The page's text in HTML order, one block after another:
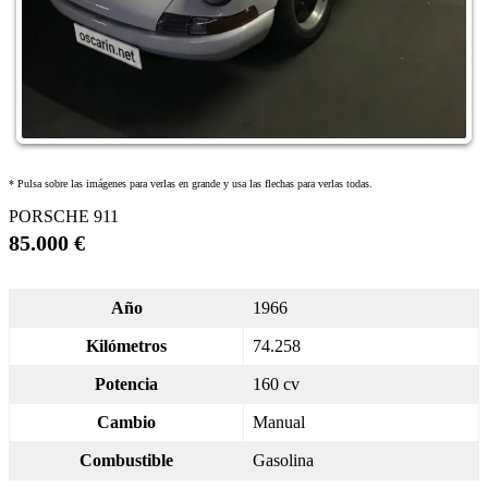
* Pulsa sobre las imágenes para verlas en grande y usa las flechas para verlas todas.
PORSCHE 911
85.000 €
Año 1966
Kilómetros 74.258
Potencia 160 cv
Cambio Manual
Combustible Gasolina